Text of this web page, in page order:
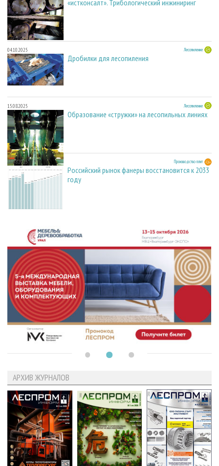
«истконсалт». Трибологический инжиниринг
04.10.2025 Лесопиление
Дробилки для лесопиления
15.08.2025 Лесопиление
Образование «стружки» на лесопильных линиях
15.08.2025 Производство плит
Российский рынок фанеры восстановится к 2033
году
АРХИВ ЖУРНАЛОВ